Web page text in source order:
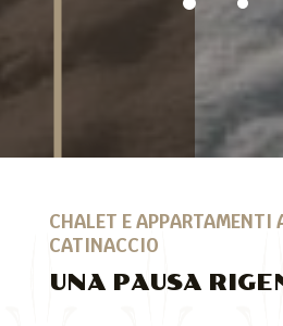
CHALET E APPARTAMENTI
CATINACCIO
UNA PAUSA